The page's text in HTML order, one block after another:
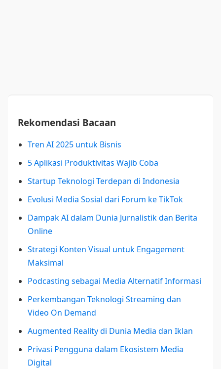
Rekomendasi Bacaan
Tren AI 2025 untuk Bisnis
5 Aplikasi Produktivitas Wajib Coba
Startup Teknologi Terdepan di Indonesia
Evolusi Media Sosial dari Forum ke TikTok
Dampak AI dalam Dunia Jurnalistik dan Berita
Online
Strategi Konten Visual untuk Engagement
Maksimal
Podcasting sebagai Media Alternatif Informasi
Perkembangan Teknologi Streaming dan
Video On Demand
Augmented Reality di Dunia Media dan Iklan
Privasi Pengguna dalam Ekosistem Media
Digital